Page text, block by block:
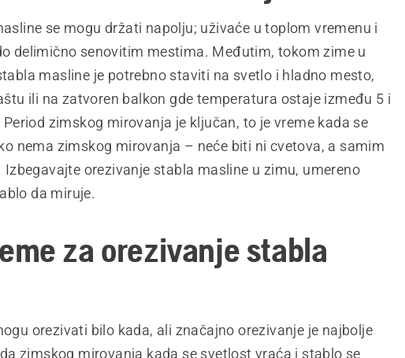
se mogu držati napolju; uživaće u toplom vremenu i
delimično senovitim mestima. Međutim, tokom zime u
masline je potrebno staviti na svetlo i hladno mesto,
ili na zatvoren balkon gde temperatura ostaje između 5 i
zimskog mirovanja je ključan, to je vreme kada se
nema zimskog mirovanja – neće biti ni cvetova, a samim
orezivanje stabla masline u zimu, umereno
da miruje.
za orezivanje stabla
orezivati bilo kada, ali značajno orezivanje je najbolje
zimskog mirovanja kada se svetlost vraća i stablo se